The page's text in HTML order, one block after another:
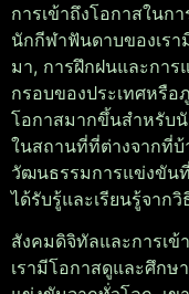
การเข้าถึงโอกาสในก
นักกีฬาฟันดาบของเร
มา, การฝึกฝนและกา
กรอบของประเทศหรื
โอกาสมากขึ้นสำหรับ
ในสถานที่ที่ต่างจากที่บ้
วัฒนธรรมการแข่งขัน
ได้รับรู้และเรียนรู้จาก
สังคมดิจิทัลและการเ
เรามีโอกาสดูและศึกษ